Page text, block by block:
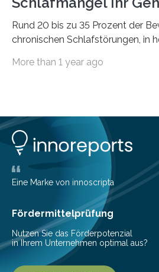
Rund 20 bis zu 35 Prozent der
chronischen Schlafstörungen, in
Erwachsene kennt zudem ein
Forscher:innen konnten in einer
zeigen, dass sich die jeweils
deutlich unterscheiden. Die
wurden im Fachmagazin JAMA
veröffentlicht. „Schlechter…
More than 1 year ago
Eine Marke von innoscripta
Fördermittelprüfung
Nutzen Sie das Förderpotenzial
in Ihrem Unternehmen optimal aus?